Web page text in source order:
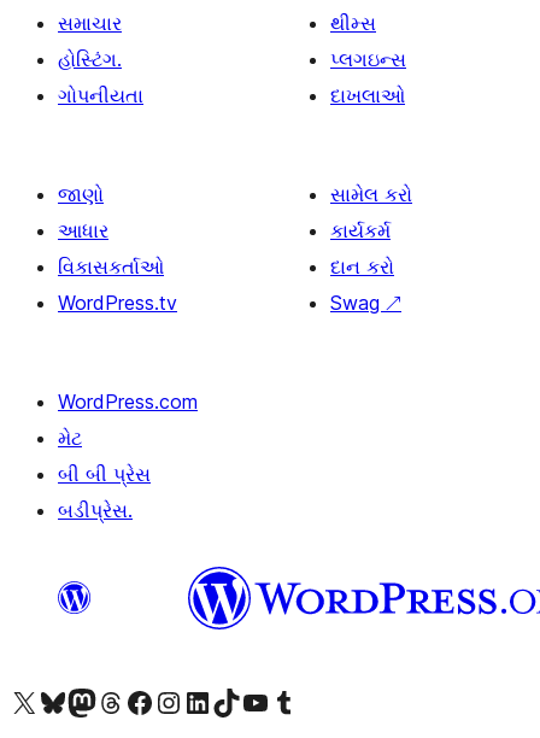
સમાચાર
હોસ્ટિંગ.
ગોપનીયતા
થીમ્સ
પ્લગઇન્સ
દાખલાઓ
જાણો
આધાર
વિકાસકર્તાઓ
WordPress.tv
સામેલ કરો
કાર્યકર્મ
દાન કરો
Swag ↗
WordPress.com
મેટ
બી બી પ્રેસ
બડીપ્રેસ.
અમારા X (અગાઉ ટ્વિટર) એકાઉન્ટની મુલાકાત લોઅમારા Bluesky એકાઉન્ટની મુલાકાત લોઅમારા માસ્ટોડોન એકાઉન્ટની મુલાકાત લોઅમારા Threads એકાઉન્ટની મુલાકાત લો અમારા ફેસબુક પેજની મુલાકાત લોઅમારા ઇન્સ્ટાગ્રામ એકાઉન્ટની મુલાકાત લો અમારા LinkedIn એકાઉન્ટની મુલાકાત લોઅમારા TikTok એકાઉન્ટની મુલાકાત લોઅમારી YouTube ચેનલની મુલાકાત લો અમારા Tumblr એકાઉન્ટની મુલાકાત લો